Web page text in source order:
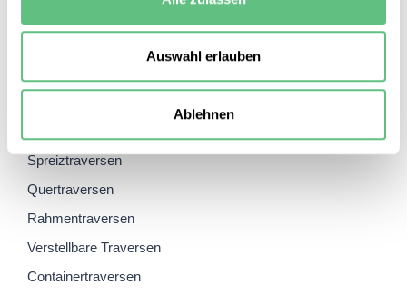
Auswahl erlauben
Ablehnen
Spreiztraversen
Quertraversen
Rahmentraversen
Verstellbare Traversen
Containertraversen